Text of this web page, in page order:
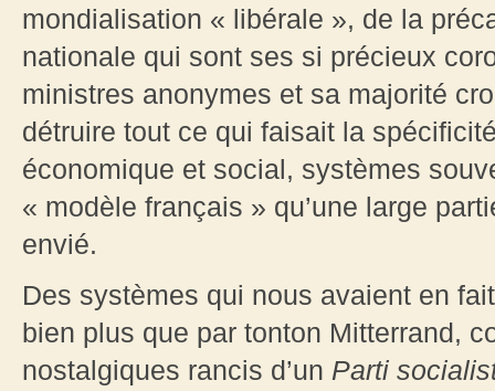
mondialisation « libérale », de la
nationale qui sont ses si précieux
ministres anonymes et sa majorité
détruire tout ce qui faisait la
économique et social, systèmes
« modèle français » qu’une large
envié.
Des systèmes qui nous avaient en
bien plus que par tonton Mitterrand,
nostalgiques rancis d’un Parti